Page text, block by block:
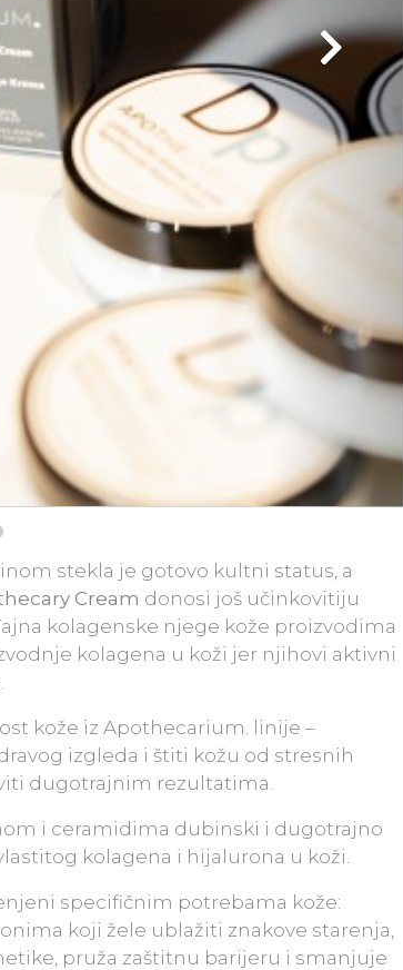
stekla je gotovo kultni status, a
Cream donosi još učinkovitiju
kolagenske njege kože proizvodima
kolagena u koži jer njihovi aktivni
kože iz Apothecarium. linije –
izgleda i štiti kožu od stresnih
dugotrajnim rezultatima.
i ceramidima dubinski i dugotrajno
kolagena i hijalurona u koži.
specifičnim potrebama kože:
koji žele ublažiti znakove starenja,
pruža zaštitnu barijeru i smanjuje